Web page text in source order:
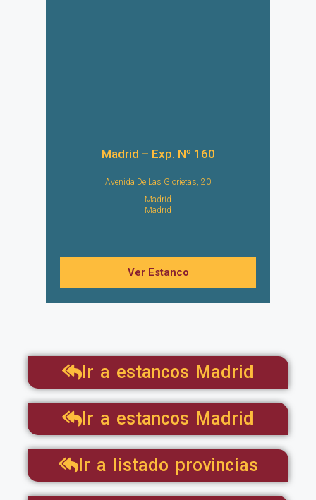
Madrid – Exp. Nº 160
Avenida De Las Glorietas, 20
Madrid
Madrid
Ver Estanco
Ir a estancos Madrid
Ir a estancos Madrid
Ir a listado provincias